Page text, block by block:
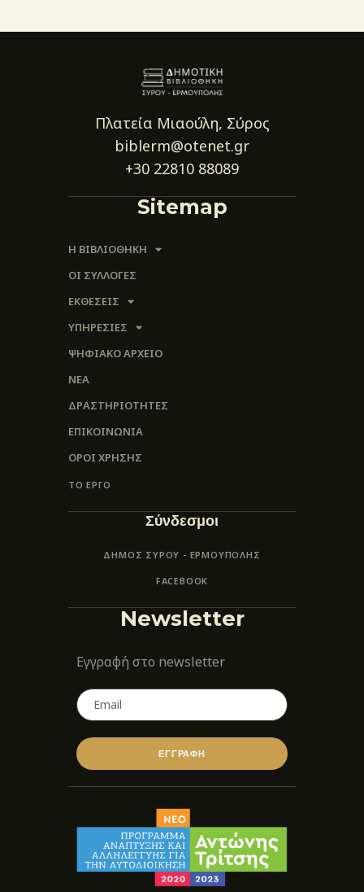
Πλατεία Μιαούλη, Σύρος
biblerm@otenet.gr
+30 22810 88089
Sitemap
Η ΒΙΒΛΙΟΘΗΚΗ
ΟΙ ΣΥΛΛΟΓΈΣ
ΕΚΘΕΣΕΙΣ
ΥΠΗΡΕΣΙΕΣ
ΨΗΦΙΑΚΌ ΑΡΧΕΊΟ
ΝΕΑ
ΔΡΑΣΤΗΡΙΟΤΗΤΕΣ
ΕΠΙΚΟΙΝΩΝΊΑ
ΌΡΟΙ ΧΡΉΣΗΣ
ΤΟ ΕΡΓΟ
Σύνδεσμοι
ΔΗΜΟΣ ΣΥΡΟΥ - ΕΡΜΟΎΠΟΛΗΣ
FACEBOOK
Newsletter
Εγγραφή στο newsletter
ΕΓΓΡΑΦΗ